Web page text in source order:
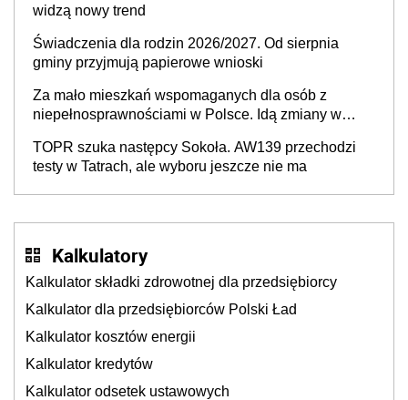
widzą nowy trend
Świadczenia dla rodzin 2026/2027. Od sierpnia
gminy przyjmują papierowe wnioski
Za mało mieszkań wspomaganych dla osób z
niepełnosprawnościami w Polsce. Idą zmiany w
TOPR szuka następcy Sokoła. AW139 przechodzi
testy w Tatrach, ale wyboru jeszcze nie ma
Kalkulatory
Kalkulator składki zdrowotnej dla przedsiębiorcy
Kalkulator dla przedsiębiorców Polski Ład
Kalkulator kosztów energii
Kalkulator kredytów
Kalkulator odsetek ustawowych